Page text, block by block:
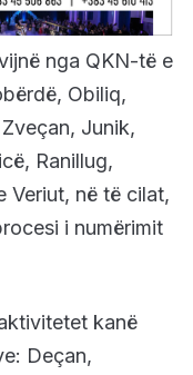
nga QKN-të e
Obiliq,
Junik,
Ranillug,
Veriut, në të cilat,
i numërimit
kanë
Deçan,